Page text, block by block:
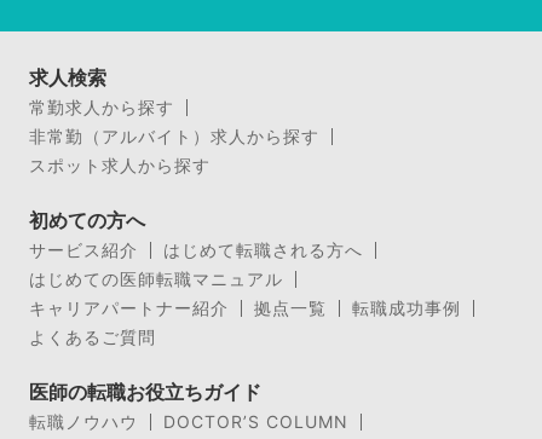
求人検索
常勤求人から探す
非常勤（アルバイト）求人から探す
スポット求人から探す
初めての方へ
サービス紹介
はじめて転職される方へ
はじめての医師転職マニュアル
キャリアパートナー紹介
拠点一覧
転職成功事例
よくあるご質問
医師の転職お役立ちガイド
転職ノウハウ
DOCTOR’S COLUMN